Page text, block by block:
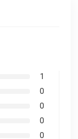
1
0
0
0
0